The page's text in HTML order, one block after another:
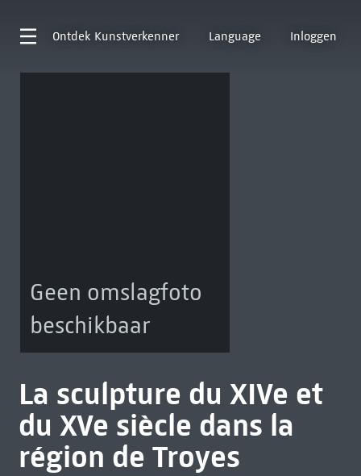
Ontdek Kunstverkenner Language Inloggen
Geen omslagfoto
beschikbaar
La sculpture du XIVe et
du XVe siècle dans la
région de Troyes